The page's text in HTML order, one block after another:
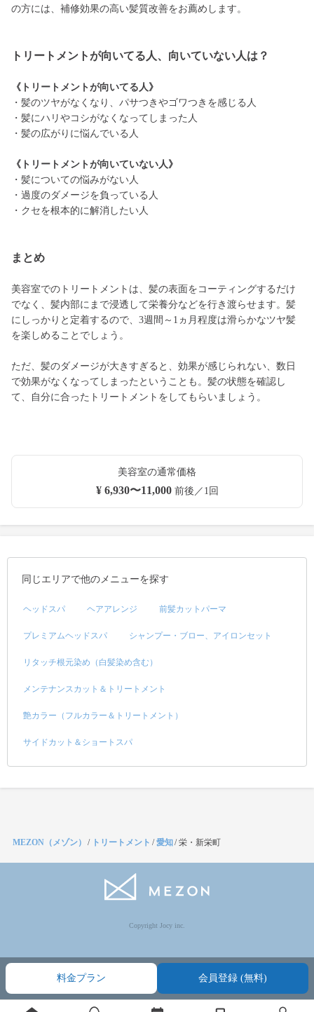
の方には、補修効果の高い髪質改善をお薦めします。
トリートメントが向いてる人、向いていない人は？
《トリートメントが向いてる人》
・髪のツヤがなくなり、パサつきやゴワつきを感じる人
・髪にハリやコシがなくなってしまった人
・髪の広がりに悩んでいる人
《トリートメントが向いていない人》
・髪についての悩みがない人
・過度のダメージを負っている人
・クセを根本的に解消したい人
まとめ
美容室でのトリートメントは、髪の表面をコーティングするだけ
でなく、髪内部にまで浸透して栄養分などを行き渡らせます。髪
にしっかりと定着するので、3週間～1ヵ月程度は滑らかなツヤ髪
を楽しめることでしょう。
ただ、髪のダメージが大きすぎると、効果が感じられない、数日
で効果がなくなってしまったということも。髪の状態を確認し
て、自分に合ったトリートメントをしてもらいましょう。
美容室の通常価格
¥ 6,930〜11,000前後／1回
同じエリアで他のメニューを探す
ヘッドスパ ヘアアレンジ 前髪カットパーマ
プレミアムヘッドスパ シャンプー・ブロー、アイロンセット
リタッチ根元染め（白髪染め含む）
メンテナンスカット＆トリートメント
艶カラー（フルカラー＆トリートメント）
サイドカット＆ショートスパ
料金プラン 会員登録 (無料)
MEZON（メゾン） / トリートメント /愛知/栄・新栄町
Copyright Jocy inc.